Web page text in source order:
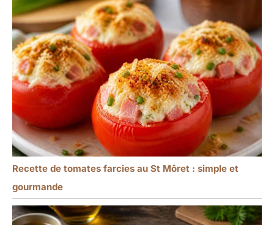
Recette de tomates farcies au St Môret : simple et
gourmande